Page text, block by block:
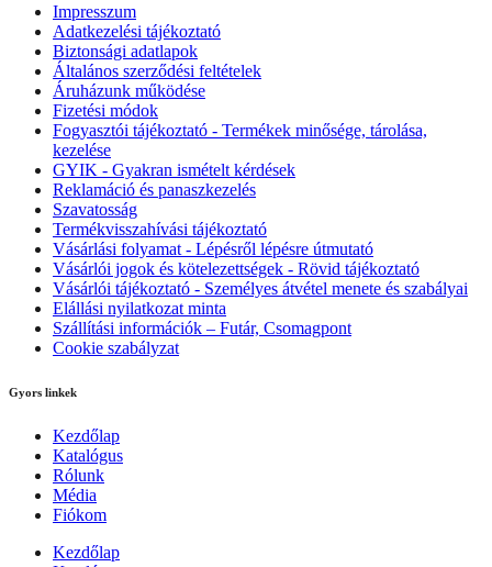
Impresszum
Adatkezelési tájékoztató
Biztonsági adatlapok
Általános szerződési feltételek
Áruházunk működése
Fizetési módok
Fogyasztói tájékoztató - Termékek minősége, tárolása,
kezelése
GYIK - Gyakran ismételt kérdések
Reklamáció és panaszkezelés
Szavatosság
Termékvisszahívási tájékoztató
Vásárlási folyamat - Lépésről lépésre útmutató
Vásárlói jogok és kötelezettségek - Rövid tájékoztató
Vásárlói tájékoztató - Személyes átvétel menete és szabályai
Elállási nyilatkozat minta
Szállítási információk – Futár, Csomagpont
Cookie szabályzat
Gyors linkek
Kezdőlap
Katalógus
Rólunk
Média
Fiókom
Kezdőlap